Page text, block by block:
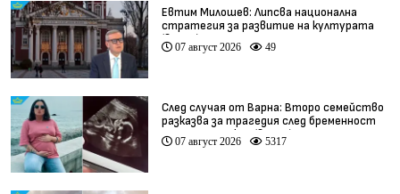
Евтим Милошев: Липсва национална
стратегия за развитие на културата
(видео)
07 август 2026 49
След случая от Варна: Второ семейство
разказва за трагедия след бременност
при същия лекар (видео)
07 август 2026 5317